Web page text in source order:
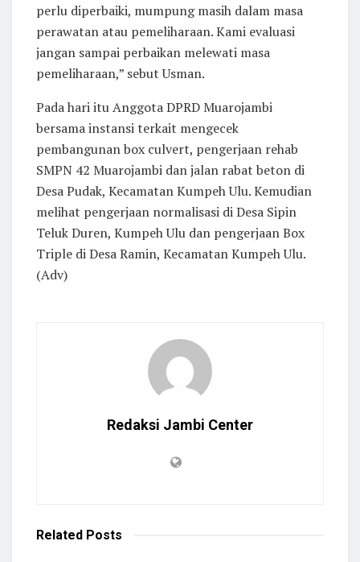
perlu diperbaiki, mumpung masih dalam masa
perawatan atau pemeliharaan. Kami evaluasi
jangan sampai perbaikan melewati masa
pemeliharaan,” sebut Usman.
Pada hari itu Anggota DPRD Muarojambi
bersama instansi terkait mengecek
pembangunan box culvert, pengerjaan rehab
SMPN 42 Muarojambi dan jalan rabat beton di
Desa Pudak, Kecamatan Kumpeh Ulu. Kemudian
melihat pengerjaan normalisasi di Desa Sipin
Teluk Duren, Kumpeh Ulu dan pengerjaan Box
Triple di Desa Ramin, Kecamatan Kumpeh Ulu.
(Adv)
Redaksi Jambi Center
Related Posts